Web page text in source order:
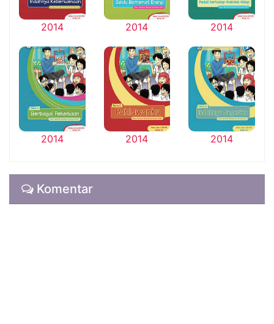
2014 2014 2014
2014 2014 2014
Komentar